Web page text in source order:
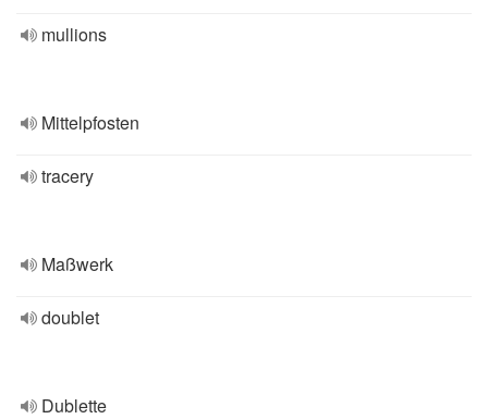
mullions
Mittelpfosten
tracery
Maßwerk
doublet
Dublette